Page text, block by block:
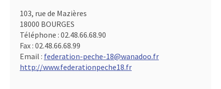
103, rue de Mazières
18000 BOURGES
Téléphone : 02.48.66.68.90
Fax : 02.48.66.68.99
Email : federation-peche-18@wanadoo.fr
http://www.federationpeche18.fr